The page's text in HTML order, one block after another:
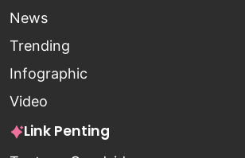
News
Trending
Infographic
Video
Link Penting